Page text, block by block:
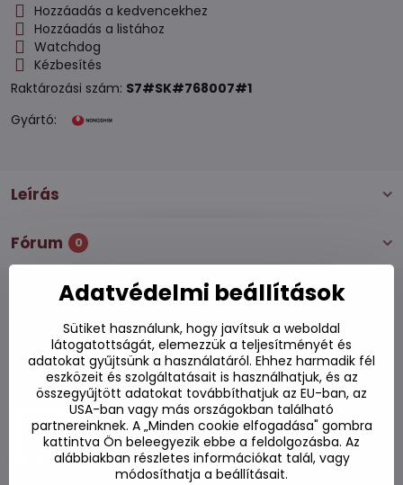
Hozzáadás a kedvencekhez
Hozzáadás a listához
Watchdog
Kézbesítés
Raktározási szám: S7#SK#768007#1
Gyártó:
Leírás
Fórum 0
Alternatív termékek
Shin Ramyun Black csípős tészta 130g
Készleten
990 Ft Kosárba
Adatvédelmi beállítások
Sütiket használunk, hogy javítsuk a weboldal
látogatottságát, elemezzük a teljesítményét és
adatokat gyűjtsünk a használatáról. Ehhez harmadik fél
eszközeit és szolgáltatásait is használhatjuk, és az
összegyűjtött adatokat továbbíthatjuk az EU-ban, az
USA-ban vagy más országokban található
partnereinknek. A „Minden cookie elfogadása" gombra
kattintva Ön beleegyezik ebbe a feldolgozásba. Az
alábbiakban részletes információkat talál, vagy
módosíthatja a beállításait.